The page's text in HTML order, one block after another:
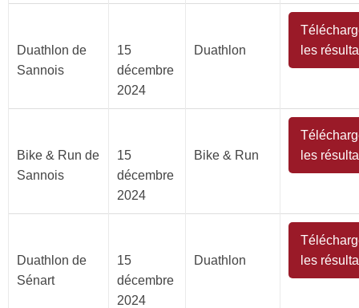
Duathlon de
Sannois
15
décembre
2024
Duathlon
les
Bike & Run de
Sannois
15
décembre
2024
Bike & Run
les
Duathlon de
Sénart
15
décembre
2024
Duathlon
les